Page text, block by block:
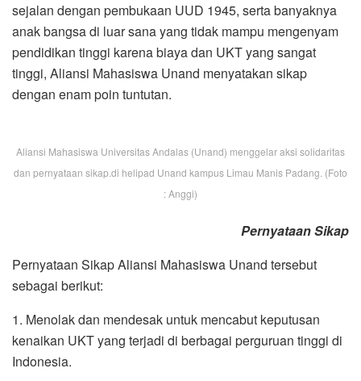
sejalan dengan pembukaan UUD 1945, serta banyaknya
anak bangsa di luar sana yang tidak mampu mengenyam
pendidikan tinggi karena biaya dan UKT yang sangat
tinggi, Aliansi Mahasiswa Unand menyatakan sikap
dengan enam poin tuntutan.
Aliansi Mahasiswa Universitas Andalas (Unand) menggelar aksi solidaritas
dan pernyataan sikap.di helipad Unand kampus Limau Manis Padang. (Foto
: Anggi)
Pernyataan Sikap
Pernyataan Sikap Aliansi Mahasiswa Unand tersebut
sebagai berikut:
1. Menolak dan mendesak untuk mencabut keputusan
kenaikan UKT yang terjadi di berbagai perguruan tinggi di
Indonesia.